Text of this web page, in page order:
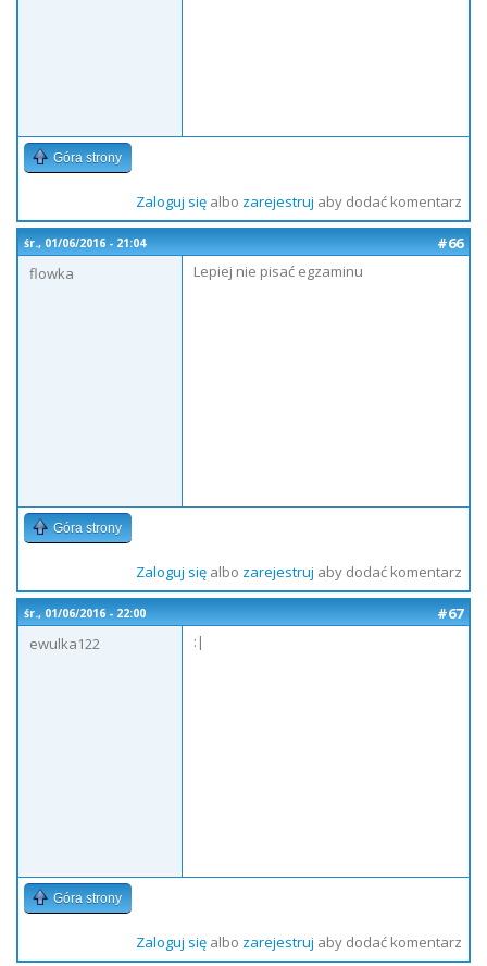
Góra strony
Zaloguj sięalbo zarejestruj aby dodać komentarz
śr., 01/06/2016 - 21:04
#66
flowka
Lepiej nie pisać egzaminu
Góra strony
Zaloguj sięalbo zarejestruj aby dodać komentarz
śr., 01/06/2016 - 22:00
#67
ewulka122
:|
Góra strony
Zaloguj sięalbo zarejestruj aby dodać komentarz